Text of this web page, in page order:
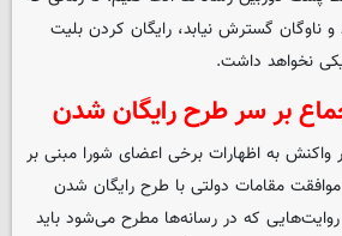
گسترش نیابد، رایگان کردن بلیت
نخواهد داشت.
بر سر طرح رایگان شدن
به اظهارات برخی اعضای شورا مبنی بر
مقامات دولتی با طرح رایگان شدن
که در رسانه‌ها مطرح می‌شود باید